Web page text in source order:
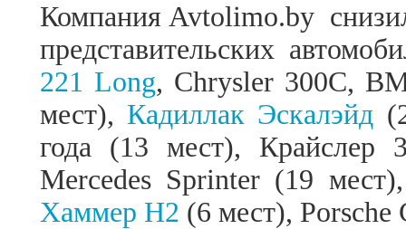
Компания Avtolimo.by
представительских
221 Long, Chrysler 300C,
мест), Кадиллак Эскалэйд
года (13 мест), Крайслер
Mercedes Sprinter (19
Хаммер Н2 (6 мест),